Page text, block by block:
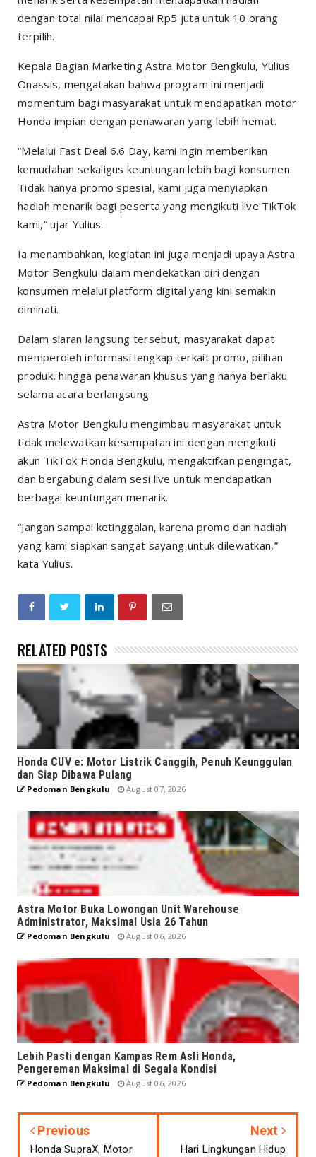
dengan total nilai mencapai Rp5 juta untuk 10 orang
terpilih.
Kepala Bagian Marketing Astra Motor Bengkulu, Yulius
Onassis, mengatakan bahwa program ini menjadi
momentum bagi masyarakat untuk mendapatkan motor
Honda impian dengan penawaran yang lebih hemat.
“Melalui Fast Deal 6.6 Day, kami ingin memberikan
kemudahan sekaligus keuntungan lebih bagi konsumen.
Tidak hanya promo spesial, kami juga menyiapkan
hadiah menarik bagi peserta yang mengikuti live TikTok
kami,” ujar Yulius.
Ia menambahkan, kegiatan ini juga menjadi upaya Astra
Motor Bengkulu dalam mendekatkan diri dengan
konsumen melalui platform digital yang kini semakin
diminati.
Dalam siaran langsung tersebut, masyarakat dapat
memperoleh informasi lengkap terkait promo, pilihan
produk, hingga penawaran khusus yang hanya berlaku
selama acara berlangsung.
Astra Motor Bengkulu mengimbau masyarakat untuk
tidak melewatkan kesempatan ini dengan mengikuti
akun TikTok Honda Bengkulu, mengaktifkan pengingat,
dan bergabung dalam sesi live untuk mendapatkan
berbagai keuntungan menarik.
“Jangan sampai ketinggalan, karena promo dan hadiah
yang kami siapkan sangat sayang untuk dilewatkan,”
kata Yulius.
RELATED POSTS
Honda CUV e: Motor Listrik Canggih, Penuh Keunggulan
dan Siap Dibawa Pulang
Pedoman Bengkulu August 07, 2026
Astra Motor Buka Lowongan Unit Warehouse
Administrator, Maksimal Usia 26 Tahun
Pedoman Bengkulu August 06, 2026
Lebih Pasti dengan Kampas Rem Asli Honda,
Pengereman Maksimal di Segala Kondisi
Pedoman Bengkulu August 06, 2026
Previous
Honda SupraX, Motor
Next
Hari Lingkungan Hidup